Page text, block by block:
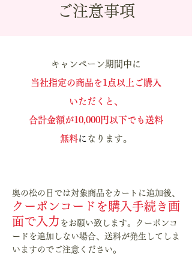
ご注意事項
キャンペーン期間中に
当社指定の商品を1点以上ご購入
いただくと、
合計金額が10,000円以下でも送料
無料に なります。
奥の松の日では対象商品をカートに追加後、
クーポンコードを購入手続き画
面で入力 をお願い致します。クーポンコ
ードを追加しない場合、送料が発生してしま
いますのでご注意ください。